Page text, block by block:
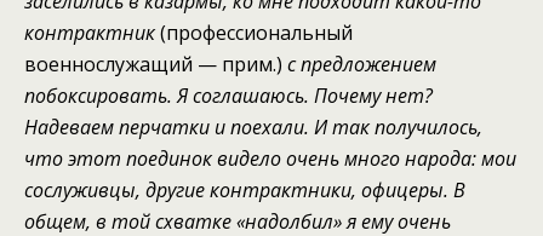
контрактник(профессиональный
военнослужащий — прим.) с предложением
побоксировать.Я соглашаюсь. Почемунет?
Надеваем перчатки и поехали. И так получилось,
что этот поединок виделоочень многонарода: мои
сослуживцы, другие контрактники, офицеры. В
общем, в той схватке«надолбил»я ему очень